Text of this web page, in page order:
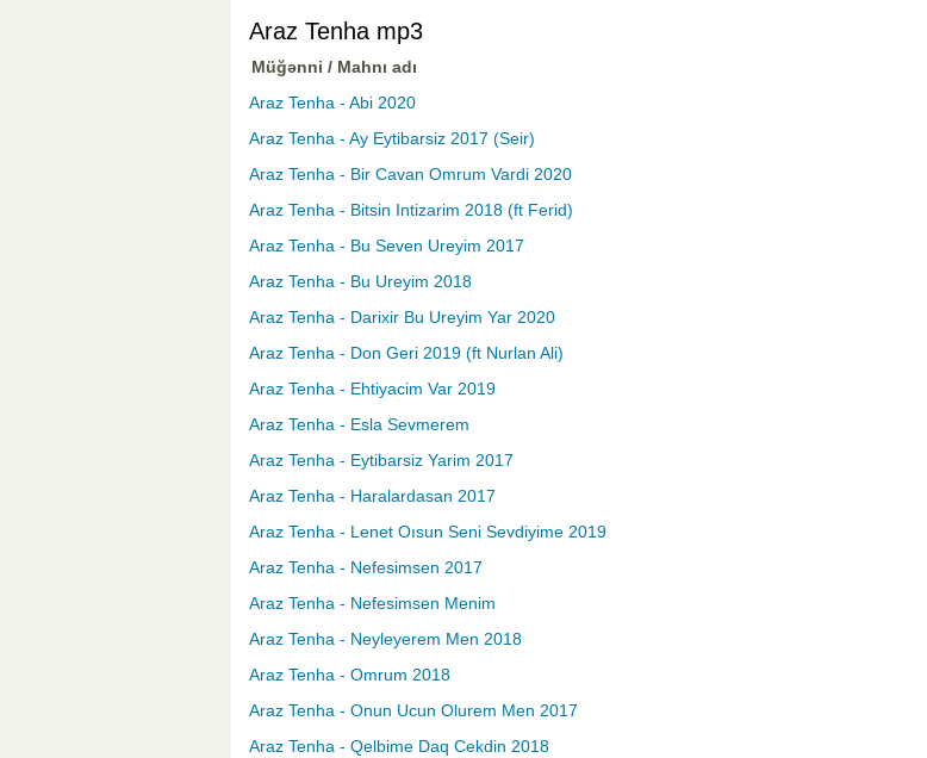
Araz Tenha mp3
Müğənni / Mahnı adı
Araz Tenha - Abi 2020
Araz Tenha - Ay Eytibarsiz 2017 (Seir)
Araz Tenha - Bir Cavan Omrum Vardi 2020
Araz Tenha - Bitsin Intizarim 2018 (ft Ferid)
Araz Tenha - Bu Seven Ureyim 2017
Araz Tenha - Bu Ureyim 2018
Araz Tenha - Darixir Bu Ureyim Yar 2020
Araz Tenha - Don Geri 2019 (ft Nurlan Ali)
Araz Tenha - Ehtiyacim Var 2019
Araz Tenha - Esla Sevmerem
Araz Tenha - Eytibarsiz Yarim 2017
Araz Tenha - Haralardasan 2017
Araz Tenha - Lenet Oısun Seni Sevdiyime 2019
Araz Tenha - Nefesimsen 2017
Araz Tenha - Nefesimsen Menim
Araz Tenha - Neyleyerem Men 2018
Araz Tenha - Omrum 2018
Araz Tenha - Onun Ucun Olurem Men 2017
Araz Tenha - Qelbime Daq Cekdin 2018